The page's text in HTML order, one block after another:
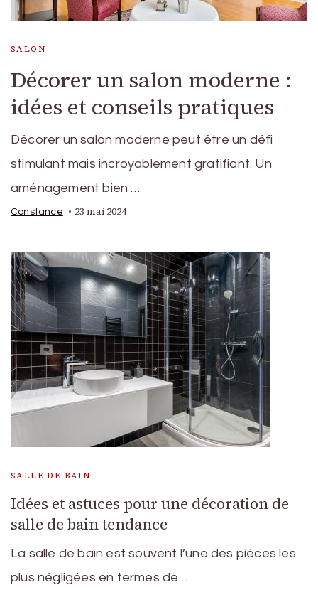
SALON
Décorer un salon moderne :
idées et conseils pratiques
Décorer un salon moderne peut être un défi
stimulant mais incroyablement gratifiant. Un
aménagement bien …
Constance 23 mai 2024
SALLE DE BAIN
Idées et astuces pour une décoration de
salle de bain tendance
La salle de bain est souvent l’une des pièces les
plus négligées en termes de …